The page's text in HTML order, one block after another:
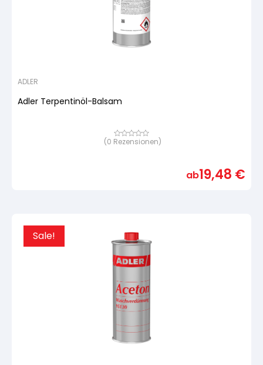
ADLER
Adler Terpentinöl-Balsam
Bewertet
(0 Rezensionen)
ab19,48 €
Sale!